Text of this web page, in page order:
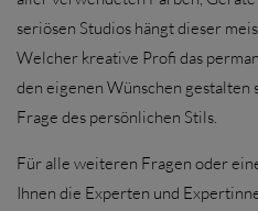
seriösen Studios hängt dieser
Welcher kreative Profi das
den eigenen Wünschen gestalten
Frage des persönlichen Stils.
Für alle weiteren Fragen oder
Ihnen die Experten und